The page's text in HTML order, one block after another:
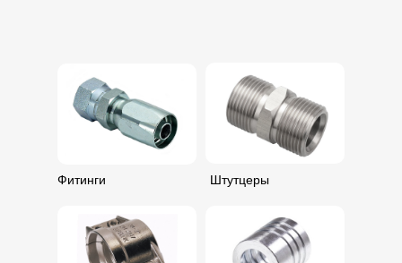
В течение 24 часов подготовим
персональное предложение для
Фитинги Штутцеры